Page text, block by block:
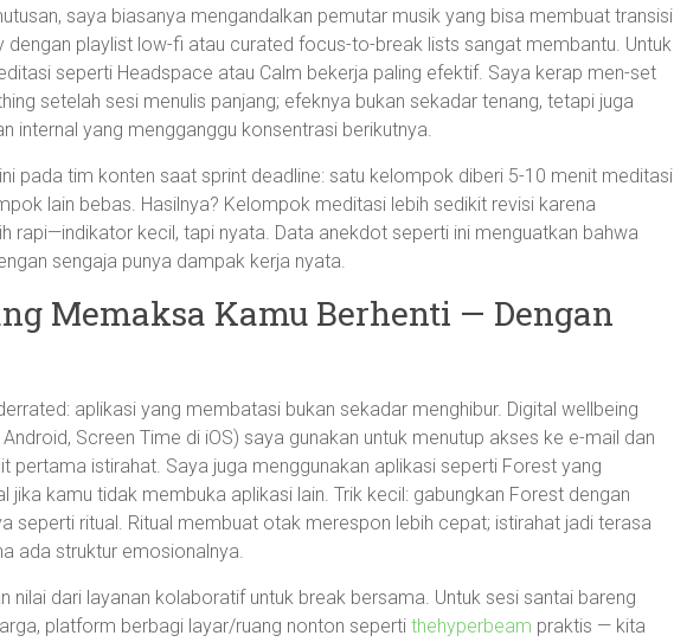
saya biasanya mengandalkan pemutar musik yang bisa membuat transisi
playlist low-fi atau curated focus-to-break lists sangat membantu. Untuk
seperti Headspace atau Calm bekerja paling efektif. Saya kerap men-set
setelah sesi menulis panjang; efeknya bukan sekadar tenang, tetapi juga
internal yang mengganggu konsentrasi berikutnya.
pada tim konten saat sprint deadline: satu kelompok diberi 5-10 menit meditasi
lain bebas. Hasilnya? Kelompok meditasi lebih sedikit revisi karena
rapi—indikator kecil, tapi nyata. Data anekdot seperti ini menguatkan bahwa
sengaja punya dampak kerja nyata.
Memaksa Kamu Berhenti — Dengan
aplikasi yang membatasi bukan sekadar menghibur. Digital wellbeing
Screen Time di iOS) saya gunakan untuk menutup akses ke e-mail dan
pertama istirahat. Saya juga menggunakan aplikasi seperti Forest yang
jika kamu tidak membuka aplikasi lain. Trik kecil: gabungkan Forest dengan
seperti ritual. Ritual membuat otak merespon lebih cepat; istirahat jadi terasa
ada struktur emosionalnya.
nilai dari layanan kolaboratif untuk break bersama. Untuk sesi santai bareng
platform berbagi layar/ruang nonton seperti thehyperbeam praktis — kita